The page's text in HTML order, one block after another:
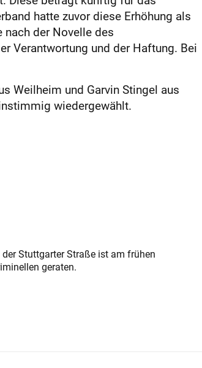
hatte zuvor diese Erhöhung als
der Novelle des
Verantwortung und der Haftung. Bei
Weilheim und Garvin Stingel aus
wiedergewählt.
Stuttgarter Straße ist am frühen
geraten.